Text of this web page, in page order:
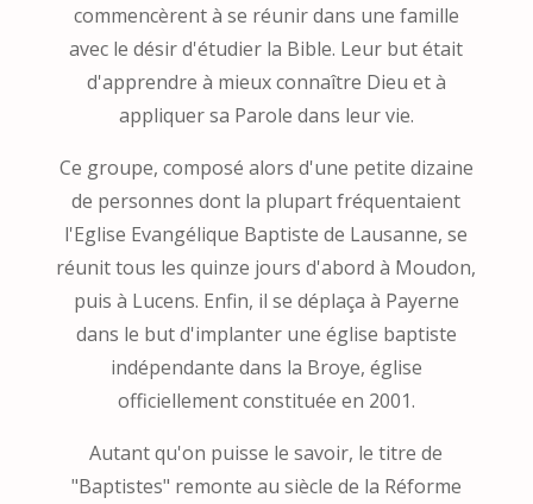
commencèrent à se réunir dans une famille
avec le désir d'étudier la Bible. Leur but était
d'apprendre à mieux connaître Dieu et à
appliquer sa Parole dans leur vie.
Ce groupe, composé alors d'une petite dizaine
de personnes dont la plupart fréquentaient
l'Eglise Evangélique Baptiste de Lausanne, se
réunit tous les quinze jours d'abord à Moudon,
puis à Lucens. Enfin, il se déplaça à Payerne
dans le but d'implanter une église baptiste
indépendante dans la Broye, église
officiellement constituée en 2001.
Autant qu'on puisse le savoir, le titre de
"Baptistes" remonte au siècle de la Réforme